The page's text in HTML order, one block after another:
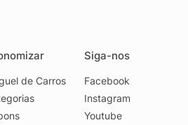
de Carros
Siga-nos
Facebook
Instagram
Youtube